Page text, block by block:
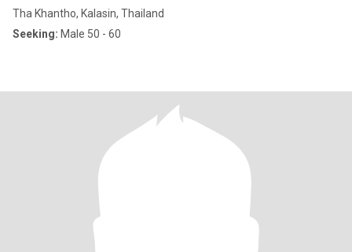
Tha Khantho, Kalasin, Thailand
Seeking: Male 50 - 60